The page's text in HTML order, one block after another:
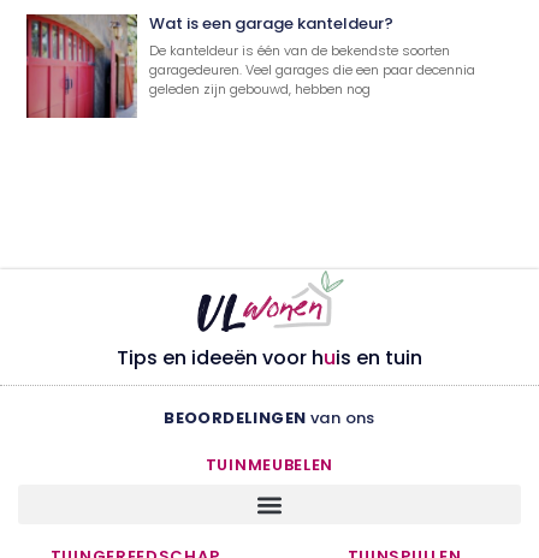
Wat is een garage kanteldeur?
De kanteldeur is één van de bekendste soorten
garagedeuren. Veel garages die een paar decennia
geleden zijn gebouwd, hebben nog
Tips en ideeën voor huis en tuin
BEOORDELINGEN van ons
TUINMEUBELEN